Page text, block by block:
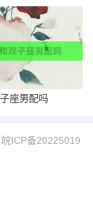
座男配吗
ICP备20225019